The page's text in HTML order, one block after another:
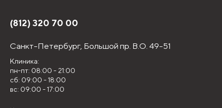
(812) 320 70 00
Санкт-Петербург, Большой пр. В.О. 49-51
Клиника:
пн-пт: 08:00 - 21:00
сб: 09:00 - 18:00
вс: 09:00 - 17:00